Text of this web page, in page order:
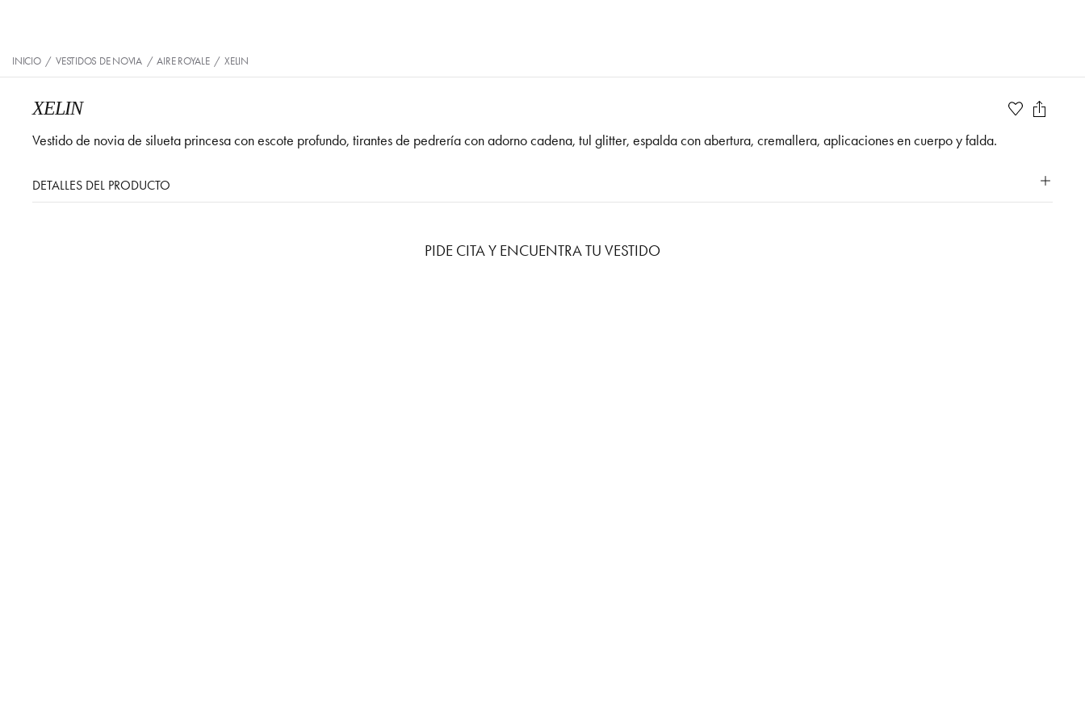
INICIO / VESTIDOS DE NOVIA / AIRE ROYALE / XELIN
XELIN
Vestido de novia de silueta princesa con escote profundo, tirantes de pedrería con adorno cadena, tul glitter, espalda con abertura, cremallera, aplicaciones en cuerpo y falda.
DETALLES DEL PRODUCTO
PIDE CITA Y ENCUENTRA TU VESTIDO